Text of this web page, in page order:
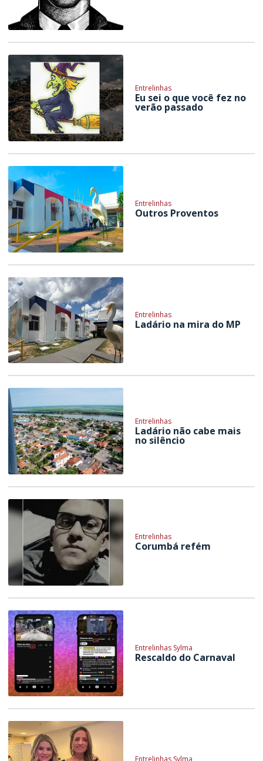
Entrelinhas
Eu sei o que você fez no
verão passado
Entrelinhas
Outros Proventos
Entrelinhas
Ladário na mira do MP
Entrelinhas
Ladário não cabe mais
no silêncio
Entrelinhas
Corumbá refém
Entrelinhas Sylma
Rescaldo do Carnaval
Entrelinhas Sylma